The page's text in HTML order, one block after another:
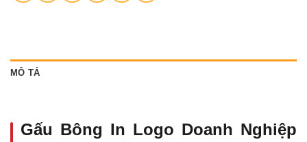
MÔ TẢ
Gấu Bông In Logo Doanh Nghiệp